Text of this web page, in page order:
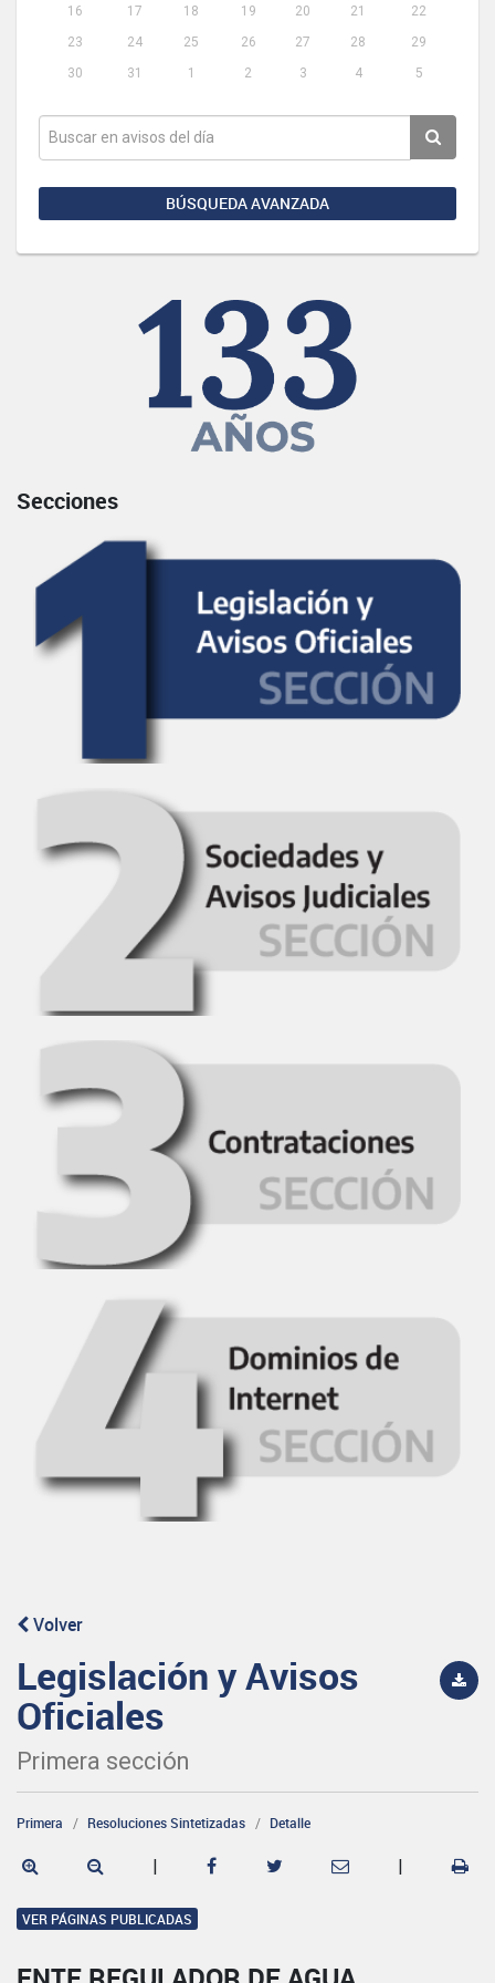
16
17 18 19 20 21
22
23
24 25 26 27 28
29
30
31 1 2 3 4 5
BÚSQUEDA AVANZADA
Secciones
Volver
Legislación y Avisos
Oficiales
Primera sección
Primera Resoluciones Sintetizadas Detalle
| |
VER PÁGINAS PUBLICADAS